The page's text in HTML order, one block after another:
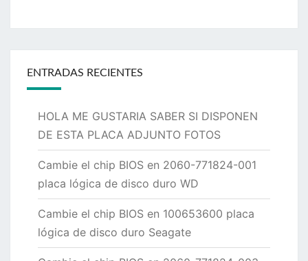
ENTRADAS RECIENTES
HOLA ME GUSTARIA SABER SI DISPONEN
DE ESTA PLACA ADJUNTO FOTOS
Cambie el chip BIOS en 2060-771824-001
placa lógica de disco duro WD
Cambie el chip BIOS en 100653600 placa
lógica de disco duro Seagate